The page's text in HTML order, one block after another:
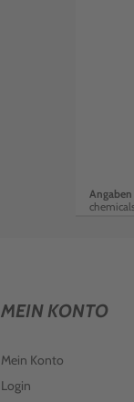
MEIN KONTO
Mein Konto
Login